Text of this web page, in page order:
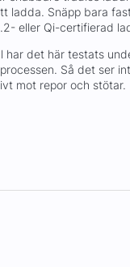
ladda. Snäpp bara
eller Qi-certifierad
har det här testats
Så det ser
mot repor och stötar.